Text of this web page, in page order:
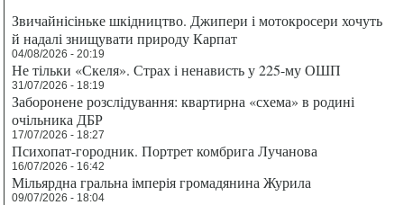
Звичайнісіньке шкідництво. Джипери і мотокросери хочуть
й надалі знищувати природу Карпат
04/08/2026 - 20:19
Не тільки «Скеля». Страх і ненависть у 225-му ОШП
31/07/2026 - 18:19
Заборонене розслідування: квартирна «схема» в родині
очільника ДБР
17/07/2026 - 18:27
Психопат-городник. Портрет комбрига Лучанова
16/07/2026 - 16:42
Мільярдна гральна імперія громадянина Журила
09/07/2026 - 18:04